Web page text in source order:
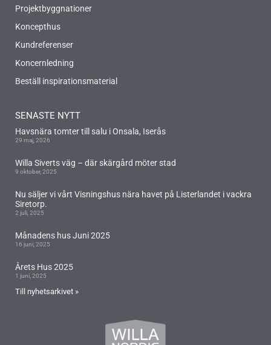
SENASTE NYTT
Havsnära tomter till salu i Onsala, Iserås
29 maj, 2026
Willa Siverts väg – där skärgård möter stad
9 oktober, 2025
Nu säljer vi vårt Visningshus nära havet på Listerlandet i vackra
Siretorp.
2 juli, 2025
Månadens hus Juni 2025
16 juni, 2025
Årets Hus 2025
1 juni, 2025
Till nyhetsarkivet »
Projektbyggnationer
Koncepthus
Kundreferenser
Koncernledning
Beställ inspirationsmaterial